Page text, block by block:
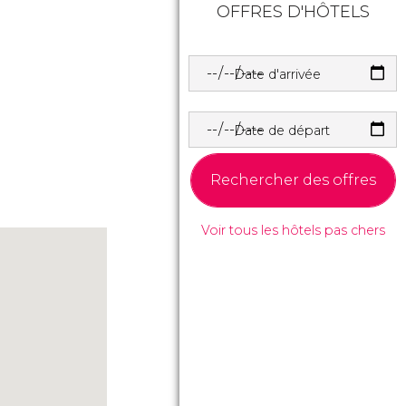
OFFRES D'HÔTELS
Date d'arrivée
Date de départ
Rechercher des offres
Voir tous les hôtels pas chers